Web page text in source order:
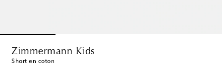
Zimmermann Kids
Short en coton